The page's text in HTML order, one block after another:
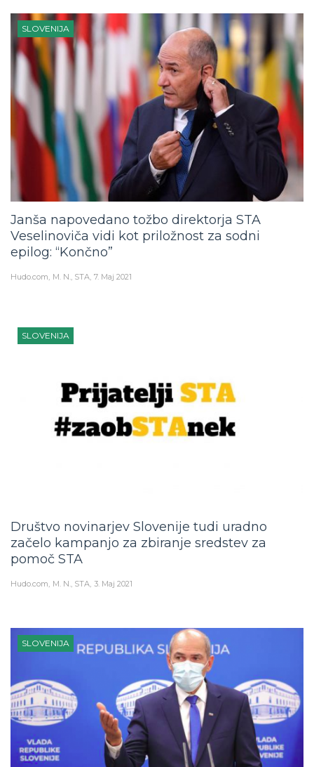
SLOVENIJA
Janša napovedano tožbo direktorja STA
Veselinoviča vidi kot priložnost za sodni
epilog: “Končno”
Hudo.com M. N., STA 7. Maj 2021
SLOVENIJA
Društvo novinarjev Slovenije tudi uradno
začelo kampanjo za zbiranje sredstev za
pomoč STA
Hudo.com M. N., STA 3. Maj 2021
SLOVENIJA